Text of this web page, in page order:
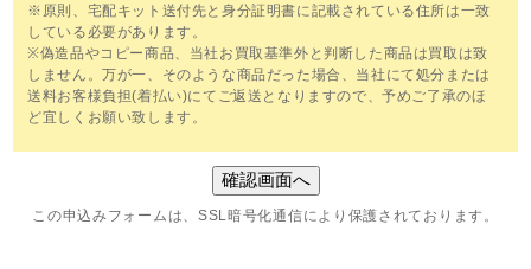
※原則、宅配キット送付先と身分証明書に記載されている住所は一致
している必要があります。
※偽造品やコピー商品、当社お買取基準外と判断した商品は買取は致
しません。万が一、そのような商品だった場合、当社にて処分または
送料お客様負担(着払い)にてご返送となりますので、予めご了承のほ
ど宜しくお願い致します。
この申込みフォームは、SSL暗号化通信により保護されております。